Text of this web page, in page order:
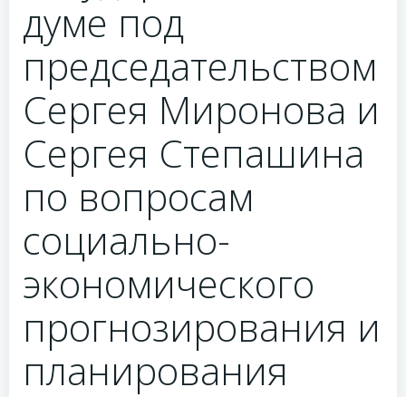
думе под
председательством
Сергея Миронова и
Сергея Степашина
по вопросам
социально-
экономического
прогнозирования и
планирования